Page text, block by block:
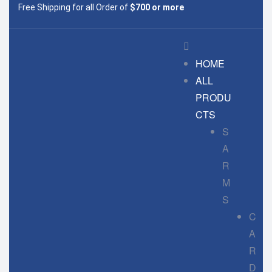
Free Shipping for all Order of $700 or more
HOME
ALL
PRODU
CTS
S
A
R
M
S
C
A
R
D